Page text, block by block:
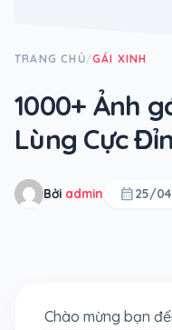
TRANG CHỦ/GÁI XINH
1000+ Ảnh
Lùng Cực
Bởi admin calendar_month25/
Chào mừng bạn